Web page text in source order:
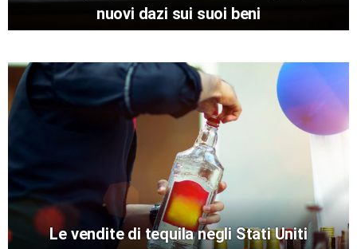
nuovi dazi sui suoi beni
Le vendite di tequila negli Stati Uniti